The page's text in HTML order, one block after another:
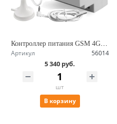
Контроллер питания GSM 4G на DIN рейку с управлением по СМС и звонку, 16А с нагрузкой 3.5 кВт, контакты для датчиков SimPal-D220
Артикул 56014
5 340 руб.
шт
В корзину